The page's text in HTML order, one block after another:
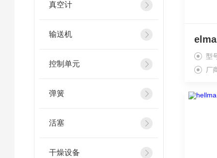
真空计
输送机
控制单元
弹簧
活塞
干燥设备
型
厂